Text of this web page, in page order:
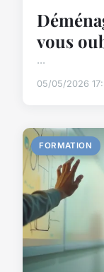
vous
...
05/05/2026
FORMATION